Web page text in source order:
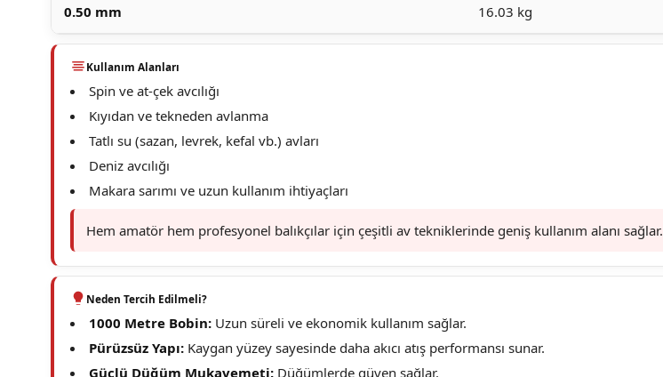
0.50 mm 16.03 kg
Kullanım Alanları
Spin ve at-çek avcılığı
Kıyıdan ve tekneden avlanma
Tatlı su (sazan, levrek, kefal vb.) avları
Deniz avcılığı
Makara sarımı ve uzun kullanım ihtiyaçları
Hem amatör hem profesyonel balıkçılar için çeşitli av tekniklerinde geniş kullanım alanı sağlar.
Neden Tercih Edilmeli?
1000 Metre Bobin: Uzun süreli ve ekonomik kullanım sağlar.
Pürüzsüz Yapı: Kaygan yüzey sayesinde daha akıcı atış performansı sunar.
Güçlü Düğüm Mukavemeti: Düğümlerde güven sağlar.